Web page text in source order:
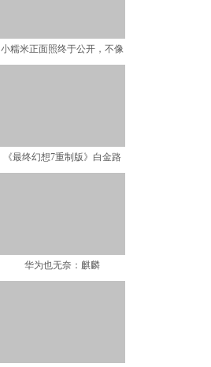
小糯米正面照终于公开，不像
《最终幻想7重制版》白金路
华为也无奈：麒麟